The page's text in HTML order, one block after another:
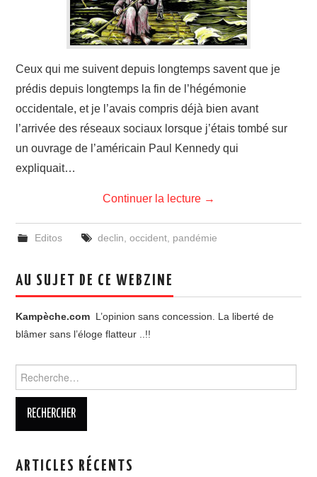
Ceux qui me suivent depuis longtemps savent que je
prédis depuis longtemps la fin de l’hégémonie
occidentale, et je l’avais compris déjà bien avant
l’arrivée des réseaux sociaux lorsque j’étais tombé sur
un ouvrage de l’américain Paul Kennedy qui
expliquait…
Continuer la lecture →
Editos declin occident, pandémie
AU SUJET DE CE WEBZINE
Kampèche.com L’opinion sans concession. La liberté de
blâmer sans l’éloge flatteur ..!!
ARTICLES RÉCENTS